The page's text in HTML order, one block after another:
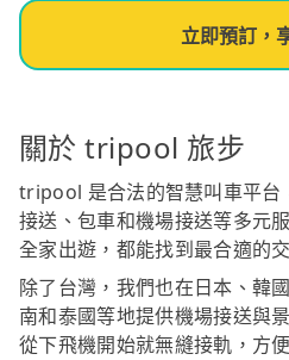
立即預訂，
關於 tripool 旅步
tripool 是合法的智慧叫車平台
接送、包車和機場接送等多元
全家出遊，都能找到最合適的
除了台灣，我們也在日本、韓
南和泰國等地提供機場接送與
從下飛機開始就無縫接軌，方